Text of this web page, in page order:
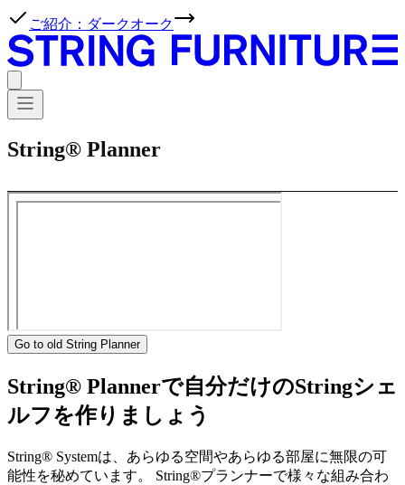
ご紹介：ダークオーク
String® Planner
Go to old String Planner
String® Plannerで自分だけのStringシェ
ルフを作りましょう
String® Systemは、あらゆる空間やあらゆる部屋に無限の可
能性を秘めています。 String®プランナーで様々な組み合わ